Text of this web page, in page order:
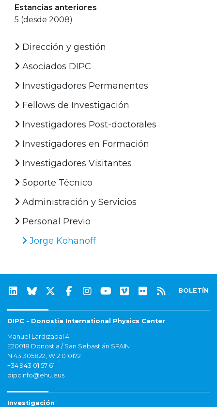
Estancias anteriores
5 (desde 2008)
Dirección y gestión
Asociados DIPC
Investigadores Permanentes
Fellows de Investigación
Investigadores Post-doctorales
Investigadores en Formación
Investigadores Visitantes
Soporte Técnico
Administración y Servicios
Personal Previo
Jorge Kohanoff
BOLETÍN
DIPC - Donostia International Physics Center
Manuel Lardizabal 4
E20018 Donostia / San Sebastián SPAIN
N 43.305822, W 2.010172
+34 943 01 57 61
dipcinfo@ehu.eus
Investigación